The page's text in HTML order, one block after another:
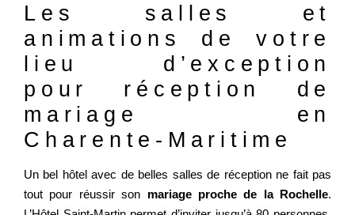
Les salles et
animations de votre
lieu d’exception
pour réception de
mariage en
Charente-Maritime
Un bel hôtel avec de belles salles de réception ne fait pas
tout pour réussir son mariage proche de la Rochelle.
ACCUEIL
CHAMBRES
SERVICES
TOURISME
PRESSE
+33 5 49 05 58 68
OFFRES
AGENDA
CARTES CADEAUX